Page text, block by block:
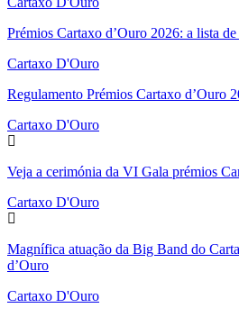
Prémios Cartaxo d’Ouro 2026: a lista
Cartaxo D'Ouro
Regulamento Prémios Cartaxo d’Ouro
Cartaxo D'Ouro
Veja a cerimónia da VI Gala prémios
Cartaxo D'Ouro
Magnífica atuação da Big Band do
d’Ouro
Cartaxo D'Ouro